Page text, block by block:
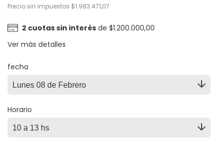
Precio sin impuestos $1.983.471,07
2 cuotas sin interésde $1.200.000,00
Ver más detalles
fecha
Horario